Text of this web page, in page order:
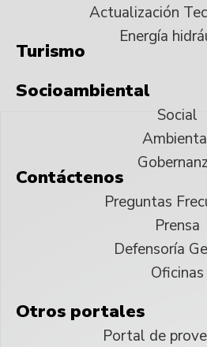
Actualización
Energía
Turismo
Socioambiental
Social
Contáctenos
Preguntas
Prensa
Defensoría
Oficinas
Otros portales
Portal de